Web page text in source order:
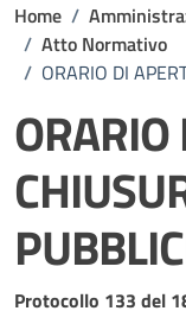
Home /
/ Atto Normativo
/ ORARIO DI
Dettagli del
Protocollo 133 del